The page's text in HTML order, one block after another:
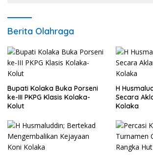
Berita Olahraga
Bupati Kolaka Buka Porseni
ke-III PKPG Klasis Kolaka-
Kolut
H
Secara
Kolaka